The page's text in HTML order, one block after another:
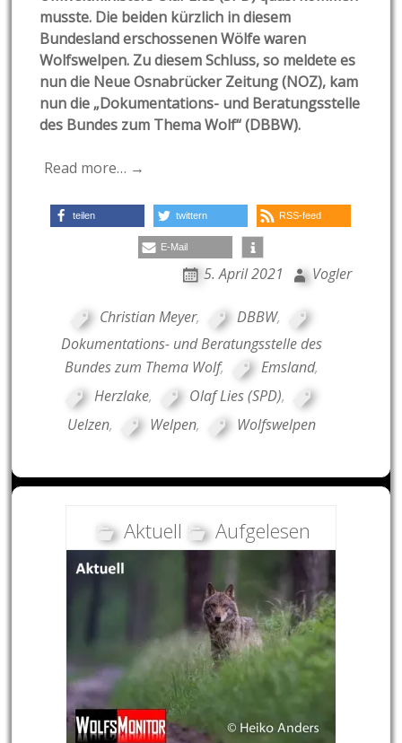
musste. Die beiden kürzlich in diesem
Bundesland erschossenen Wölfe waren
Wolfswelpen. Zu diesem Schluss, so meldete es
nun die Neue Osnabrücker Zeitung (NOZ), kam
nun die „Dokumentations- und Beratungsstelle
des Bundes zum Thema Wolf“ (DBBW).
Read more… →
teilen twittern RSS-feed
E-Mail
5. April 2021 Vogler
Christian Meyer, DBBW,
Dokumentations- und Beratungsstelle des
Bundes zum Thema Wolf, Emsland,
Herzlake, Olaf Lies (SPD),
Uelzen, Welpen, Wolfswelpen
Aktuell Aufgelesen